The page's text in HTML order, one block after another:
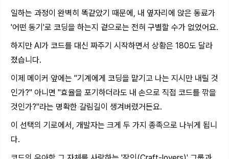
일하는 과정이 완벽히 똑같았기 때문에, 내 옆자리에 앉은 동료가
'어떤 동기'로 코딩을 하는지 겉으로는 전혀 구별할 수가 없었어요.
하지만 AI가 코드를 대신 짜주기 시작하면서 상황은 180도 달라
졌습니다.
이제 메이커 앞에는 "기계에게 코딩을 맡기고 나는 지시만 내릴 것
인가?" 아니면 "효율을 포기하더라도 내 손으로 직접 코드를 깎을
것인가?"라는 명확한 갈림길이 생겨버렸거든요.
이 선택의 기로에서, 개발자는 크게 두 가지 종족으로 나뉘게 됩니
다.